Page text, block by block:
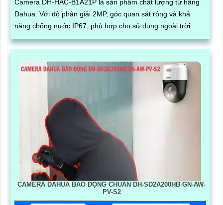
Camera DH-HAC-B1A21P là sản phẩm chất lượng từ hãng
Dahua. Với độ phân giải 2MP, góc quan sát rộng và khả
năng chống nước IP67, phù hợp cho sử dụng ngoài trời
CAMERA DAHUA BÁO ĐỘNG CHUẨN DH-SD2A200HB-GN-AW-
PV-S2